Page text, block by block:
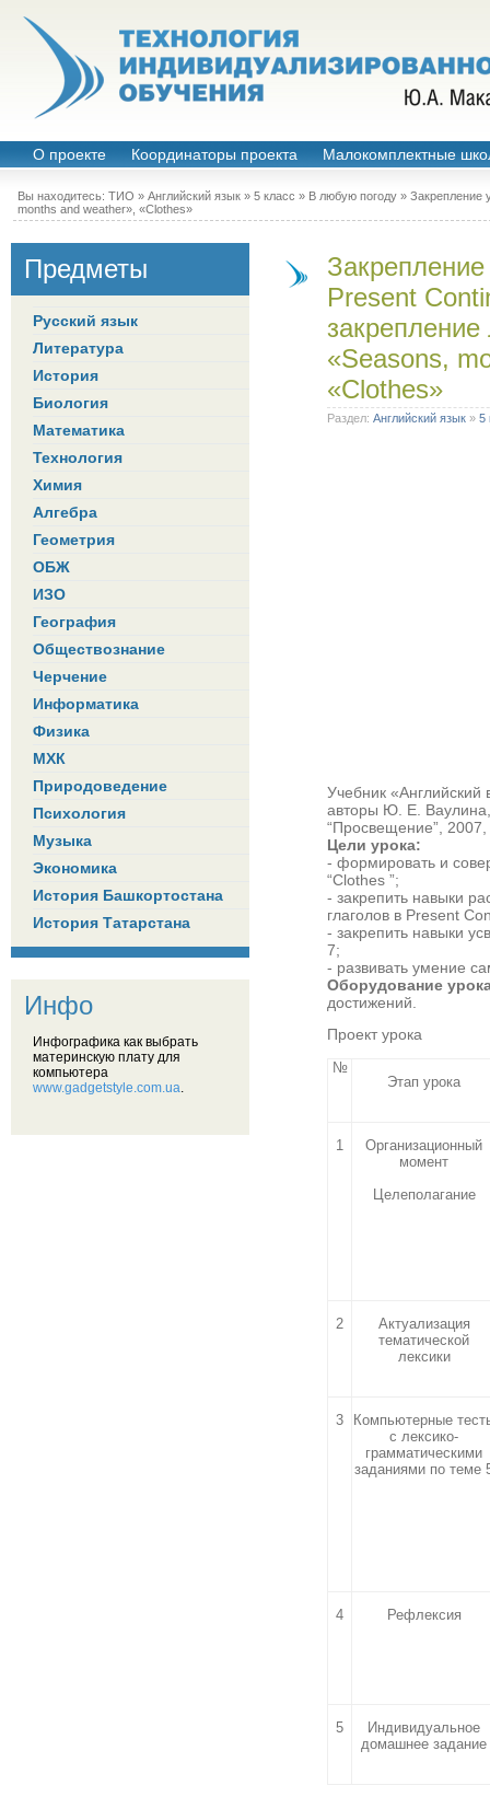
О проекте Координаторы проекта Малокомплектные
Вы находитесь: ТИО » Английский язык » 5 класс » В любую погоду » Закрепление
months and weather», «Clothes»
Предметы
Русский язык
Литература
История
Биология
Математика
Технология
Химия
Алгебра
Геометрия
ОБЖ
ИЗО
География
Обществознание
Черчение
Информатика
Физика
МХК
Природоведение
Психология
Музыка
Экономика
История Башкортостана
История Татарстана
Инфо
Инфографика как выбрать
материнскую плату для
компьютера
www.gadgetstyle.com.ua.
Закрепление
Present
«Seasons,
«Clothes»
Раздел: Английский язык » 5
Учебник «Английский
авторы Ю. Е.
“Просвещение”,
Цели урока:
- формировать и
“Clothes ”;
- закрепить навыки
глаголов в Present
- закрепить навыки
7;
- развивать умение
Оборудование
достижений.
Проект урока
№
Этап урока
1
Организационный
момент
Целеполагание
2
Актуализация
тематической
лексики
3
Компьютерные
с лексико-
грамматическими
заданиями по теме
4 Рефлексия
5
Индивидуальное
домашнее задание